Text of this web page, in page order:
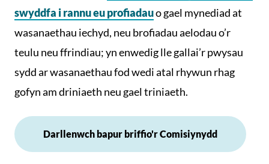
swyddfa i rannu eu profiadauo gael mynediad at
wasanaethau iechyd, neu brofiadau aelodau o’r
teulu neu ffrindiau; yn enwedig lle gallai’r pwysau
sydd ar wasanaethau fod wedi atal rhywun rhag
gofyn am driniaeth neu gael triniaeth.
Darllenwch bapur briffio'r Comisiynydd